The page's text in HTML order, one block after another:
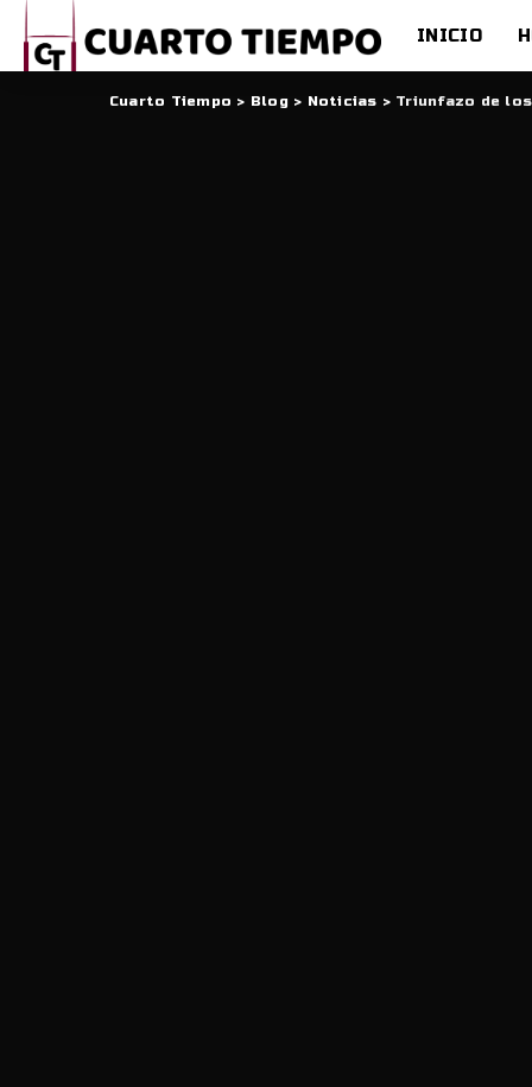
INICIO
Cuarto Tiempo > Blog> Noticias > Triunfazo de